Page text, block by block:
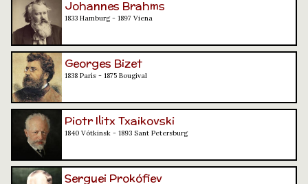
Johannes Brahms
1833 Hamburg - 1897 Viena
Georges Bizet
1838 París - 1875 Bougival
Piotr Ilitx Txaikovski
1840 Vótkinsk - 1893 Sant Petersburg
Serguei Prokófiev